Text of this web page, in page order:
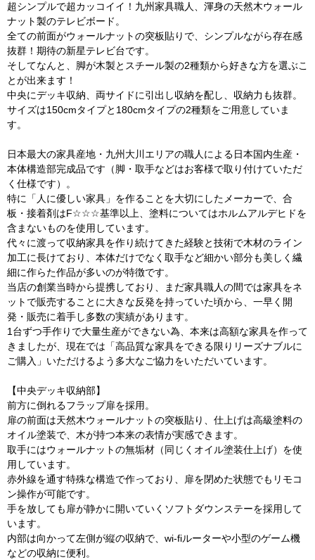
超シンプルで超カッコイイ！九州家具職人、渾身の天然木ウォール
ナット製のテレビボード。
全ての前面がウォールナットの突板貼りで、シンプルながら存在感
抜群！期待の新星テレビ台です。
そしてなんと、脚が木製とスチール製の2種類から好きな方を選ぶこ
とが出来ます！
中央にデッキ収納、両サイドに引出し収納を配し、収納力も抜群。
サイズは150cmタイプと180cmタイプの2種類をご用意していま
す。
日本最大の家具産地・九州大川エリアの職人による日本国内生産・
本体構造部完成品です（脚・取手などはお客様で取り付けていただ
く仕様です）。
特に「人に優しい家具」を作ることを大切にしたメーカーで、合
板・接着剤はF☆☆☆基準以上、塗料についてはホルムアルデヒドを
含まないものを使用しています。
代々に渡って収納家具を作り続けてきた経験と技術で木材のライン
加工に長けており、本体だけでなく取手など細かい部分も美しく繊
細に作らた作品が多いのが特徴です。
当店の創業当時から提携しており、まだ家具職人の間では家具をネ
ットで販売することに大きな反発を持っていた頃から、一早く開
発・販売に着手し多数の実績があります。
1台ずつ手作りで大量生産ができない為、本来は高額な家具を作って
きましたが、現在では「高品質な家具をできる限りリーズナブルに
ご購入」いただけるよう多大なご協力をいただいています。
【中央デッキ収納部】
前方に倒れるフラップ扉を採用。
扉の前面は天然木ウォールナットの突板貼り、仕上げは高級塗料の
オイル塗装で、木が持つ本来の表情が実感できます。
取手にはウォールナットの無垢材（同じくオイル塗装仕上げ）を使
用しています。
赤外線を通す特殊な構造で作っており、扉を閉めた状態でもリモコ
ン操作が可能です。
手を放しても扉が静かに開いていくソフトダウンステーを採用して
います。
内部は向かって左側が縦の収納で、wi-fiルーターや小型のゲーム機
などの収納に便利。